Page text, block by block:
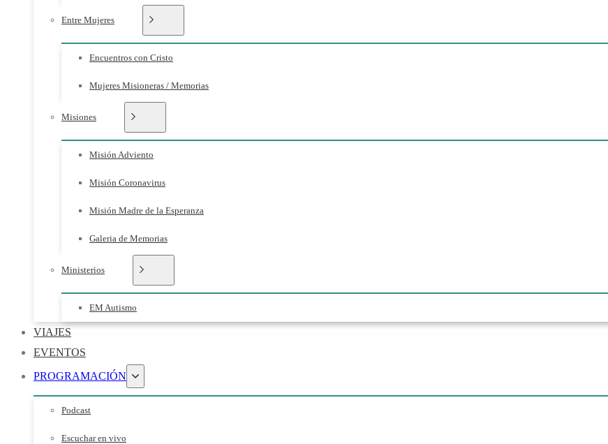
Entre Mujeres
Encuentros con Cristo
Mujeres Misioneras / Memorias
Misiones
Misión Adviento
Misión Coronavirus
Misión Madre de la Esperanza
Galeria de Memorias
Ministerios
EM Autismo
VIAJES
EVENTOS
PROGRAMACIÓN
Podcast
Escuchar en vivo